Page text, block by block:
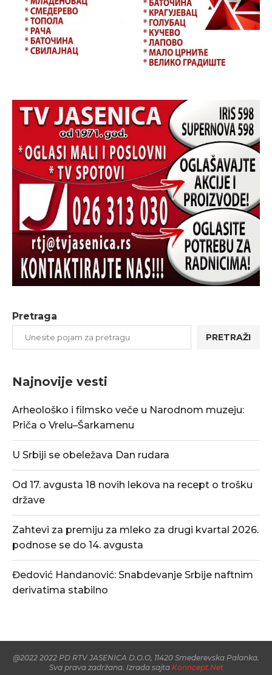
Pretraga
PRETRAŽI
Najnovije vesti
Arheološko i filmsko veče u Narodnom muzeju:
Priča o Vrelu–Šarkamenu
U Srbiji se obeležava Dan rudara
Od 17. avgusta 18 novih lekova na recept o trošku
države
Zahtevi za premiju za mleko za drugi kvartal 2026.
podnose se do 14. avgusta
Đedović Handanović: Snabdevanje Srbije naftnim
derivatima stabilno
@2022 2022 PD RTV JASENICA D.O.O, 11420 Smederevska Palanka.
Sva prava zadržana. Izrada sajta Konncept.Net